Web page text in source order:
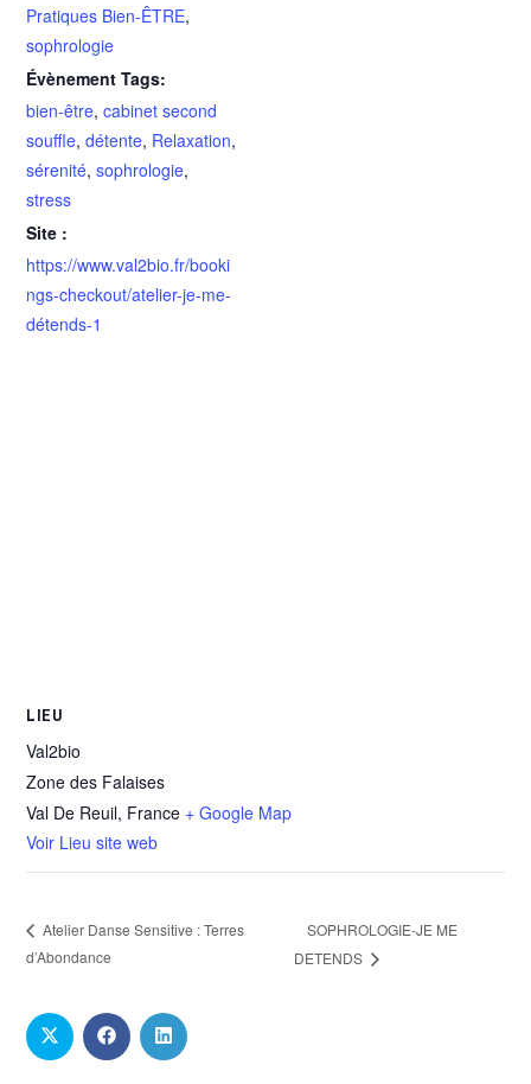
Pratiques Bien-ÊTRE,
sophrologie
Évènement Tags:
bien-être,cabinet second
souffle,détente, Relaxation,
sérenité,sophrologie,
stress
Site :
https://www.val2bio.fr/booki
ngs-checkout/atelier-je-me-
détends-1
LIEU
Val2bio
Zone des Falaises
Val De Reuil, France + Google Map
Voir Lieu site web
Atelier Danse Sensitive : Terres
d’Abondance
SOPHROLOGIE-JE ME
DETENDS